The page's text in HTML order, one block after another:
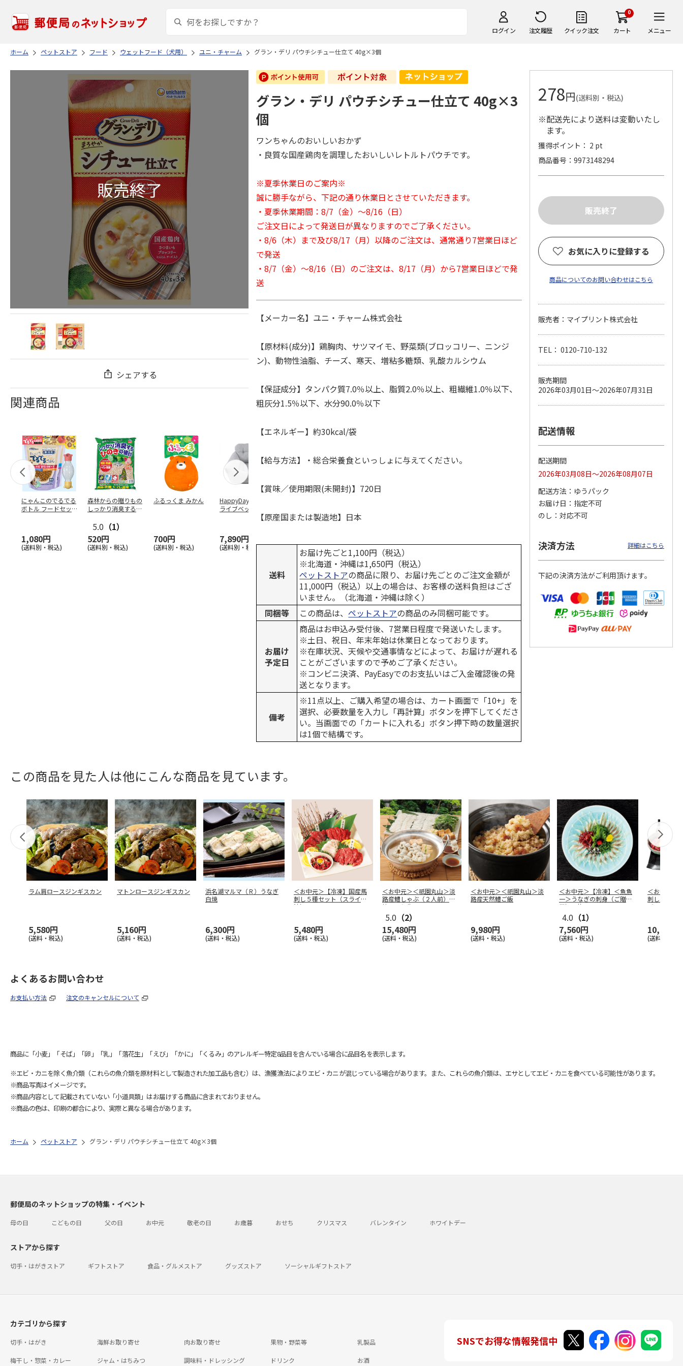
ログイン 注文履歴 クイック注文
0
カート メニュー
ホーム ペットストア フード ウェットフード（犬用） ユニ・チャーム グラン・デリ パウチシチュー仕立て 40g×3個
シェアする
関連商品
にゃんこのでるでる
ボトル フードセッ
1,080円
(送料別・税込)
森林からの贈りもの
しっかり消臭するひ
5.0 （1）
520円
(送料別・税込)
ふるっくま みかん
700円
(送料別・税込)
HappyDays 2wayド
ライブベッド グレ
7,890円
(送料別・税込)
イレ ナチュラルグ
(送料別・税込)
ンド 4L
(送料別・税込) (送料別・税込) (送料別・税込)
ペット線香 虹のか
なた フルーティフ
ローラルの香り
590円
(送料別・税込) (送料別・税込)
グラン・デリ パウチシチュー仕立て 40g×3
個
ワンちゃんのおいしいおかず
・良質な国産鶏肉を調理したおいしいレトルトパウチです。
※夏季休業日のご案内※
誠に勝手ながら、下記の通り休業日とさせていただきます。
・夏季休業期間：8/7（金）～8/16（日）
ご注文日によって発送日が異なりますのでご了承ください。
・8/6（木）まで及び8/17（月）以降のご注文は、通常通り7営業日ほど
で発送
・8/7（金）～8/16（日）のご注文は、8/17（月）から7営業日ほどで発
送
【メーカー名】ユニ・チャーム株式会社
【原材料(成分)】鶏胸肉、サツマイモ、野菜類(ブロッコリー、ニンジ
ン)、動物性油脂、チーズ、寒天、増粘多糖類、乳酸カルシウム
【保証成分】タンパク質7.0％以上、脂質2.0％以上、粗繊維1.0％以下、
粗灰分1.5％以下、水分90.0％以下
【エネルギー】約30kcal/袋
【給与方法】・総合栄養食といっしょに与えてください。
【賞味／使用期限(未開封)】720日
【原産国または製造地】日本
送料
お届け先ごと1,100円（税込）
※北海道・沖縄は1,650円（税込）
ペットストアの商品に限り、お届け先ごとのご注文金額が
11,000円（税込）以上の場合は、お客様の送料負担はござ
いません。（北海道・沖縄は除く）
同梱等
この商品は、ペットストアの商品のみ同梱可能です。
お届け
予定日
商品はお申込み受付後、7営業日程度で発送いたします。
※土日、祝日、年末年始は休業日となっております。
※在庫状況、天候や交通事情などによって、お届けが遅れる
ことがございますので予めご了承ください。
※コンビニ決済、PayEasyでのお支払いはご入金確認後の発
送となります。
備考
※11点以上、ご購入希望の場合は、カート画面で「10+」を
選択、必要数量を入力し「再計算」ボタンを押下してくださ
い。当画面での「カートに入れる」ボタン押下時の数量選択
は1個で結構です。
278円(送料別・税込)
※配送先により送料は変動いたし
ます。
獲得ポイント： 2 pt
商品番号
9973148294
お気に入りに登録する
商品についてのお問い合わせはこちら
販売者：マイプリント株式会社
TEL： 0120-710-132
販売期間
2026年03月01日～2026年07月31日
配送情報
配送期間
2026年03月08日～2026年08月07日
配送方法
ゆうパック
お届け日
指定不可
のし
対応不可
決済方法 詳細はこちら
下記の決済方法がご利用頂けます。
この商品を見た人は他にこんな商品を見ています。
ラム肩ロースジンギスカン
5,580円
(送料・税込)
マトンロースジンギスカン
5,160円
(送料・税込)
浜名湖マルマ（Ｒ）うなぎ
白焼
6,300円
(送料・税込)
＜お中元＞【冷凍】国産馬
刺し５種セット（スライス
済）
5,480円
(送料・税込)
＜お中元＞＜祇園丸山＞淡
路産鱧しゃぶ（２人前）と
枝豆入り生
5.0 （2）
15,480円
(送料・税込)
＜お中元＞＜祇園丸山＞淡
路産天然鱧ご飯
9,980円
(送料・税込)
＜お中元＞【冷凍】＜魚魚
一＞うなぎの刺身（ご贈答
用）１枚入
4.0 （1）
7,560円
(送料・税込)
＜お中元＞
刺し５種と
バラ
10,800円
(送料・税込)
よくあるお問い合わせ
お支払い方法 注文のキャンセルについて
商品に「小麦」「そば」「卵」「乳」「落花生」「えび」「かに」「くるみ」のアレルギー特定8品目を含んでいる場合に品目名を表示します。
※エビ・カニを除く魚介類（これらの魚介類を原材料として製造された加工品も含む）は、漁獲漁法によりエビ・カニが混じっている場合があります。また、これらの魚介類は、エサとしてエビ・カニを食べている可能性があります。
※商品写真はイメージです。
※商品内容として記載されていない「小道具類」はお届けする商品に含まれておりません。
※商品の色は、印刷の都合により、実際と異なる場合があります。
ホーム ペットストア グラン・デリ パウチシチュー仕立て 40g×3個
郵便局のネットショップの特集・イベント
母の日 こどもの日 父の日 お中元 敬老の日 お歳暮 おせち クリスマス バレンタイン ホワイトデー
ストアから探す
切手・はがきストア ギフトストア 食品・グルメストア グッズストア ソーシャルギフトストア
カテゴリから探す
切手・はがき 海鮮お取り寄せ 肉お取り寄せ 果物・野菜等 乳製品
梅干し・惣菜・カレー ジャム・はちみつ 調味料・ドレッシング ドリンク お酒
SNSでお得な情報発信中